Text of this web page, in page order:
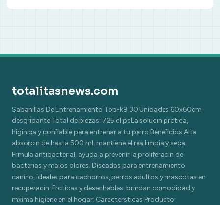
totalitasnews.com
Sabanillas De Entrenamiento Top-k9 30 Unidades 60x60cm
desgripante Total de piezas: 725 clipsLa solucin prctica,
higinica y confiable para entrenar a tu perro Beneficios Alta
absorcin de hasta 500 ml, mantiene el rea limpia y seca.
Frmula antibacterial, ayuda a prevenir la proliferacin de
bacterias y malos olores. Diseadas para entrenamiento
canino, ideales para cachorros, perros adultos y mascotas en
recuperacin. Prcticas y desechables, brindan comodidad y
mxima higiene en el hogar. Caractersticas Producto: